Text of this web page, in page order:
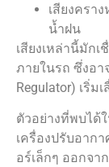
เสียงครา
น้ำฝน
เสียงเหล่านี้มัก
ภายในรถ ซึ่งอา
Regulator) เริ่
ตัวอย่างที่พบได้
เครื่องปรับอากา
อร์เล็กๆ ออกจ